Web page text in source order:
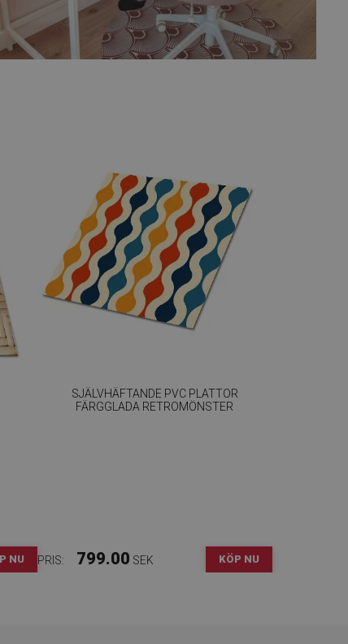
NU
SJÄLVHÄFTANDE PVC PLATTOR
FÄRGGLADA RETROMÖNSTER
PRIS: 799.00 SEK KÖP NU